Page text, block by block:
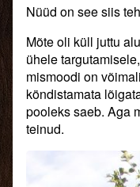
of
Nüüd on see siis
Mõte oli küll juttu
ühele
mismoodi on
köndistamata
pooleks saeb. Aga
teinud.